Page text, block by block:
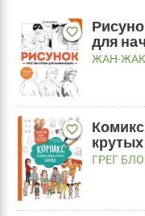
favorite_border
для
ЖАН-
favorite_border
ГРЕГ